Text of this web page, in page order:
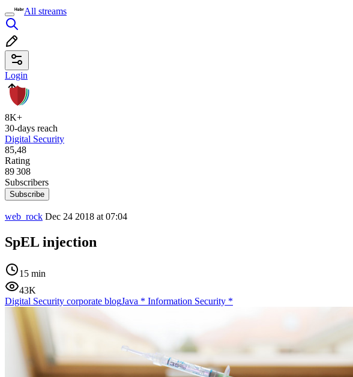
All streams
Login
8K+
30-days reach
Digital Security
85,48
Rating
89 308
Subscribers
Subscribe
web_rock Dec 24 2018 at 07:04
SpEL injection
15 min
43K
Digital Security corporate blogJava * Information Security *